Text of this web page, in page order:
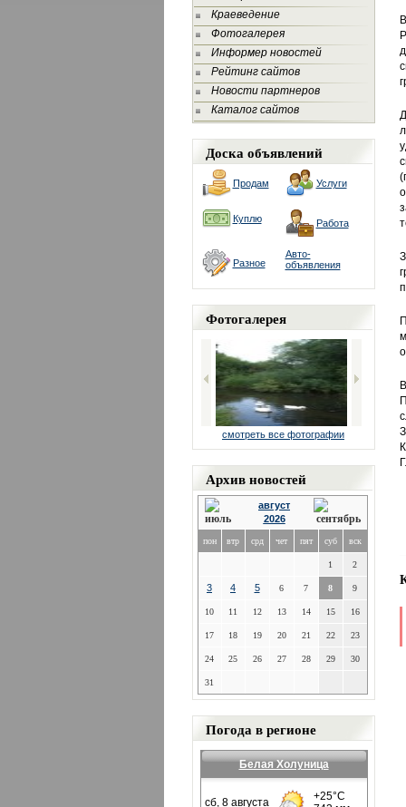
Краеведение
Фотогалерея
Информер новостей
Рейтинг сайтов
Новости партнеров
Каталог сайтов
Доска объявлений
Продам Услуги
Куплю Работа
Разное
Авто-
объявления
Фотогалерея
смотреть все фотографии
Архив новостей
август
2026
пон втр срд чет пят суб вск
1 2
3 4 5 6 7 8 9
10 11 12 13 14 15 16
17 18 19 20 21 22 23
24 25 26 27 28 29 30
31
Погода в регионе
Белая Холуница